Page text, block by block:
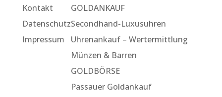
Kontakt
Datenschutz
Impressum
GOLDANKAUF
Secondhand-Luxusuhren
Uhrenankauf – Wertermittlung
Münzen & Barren
GOLDBÖRSE
Passauer Goldankauf